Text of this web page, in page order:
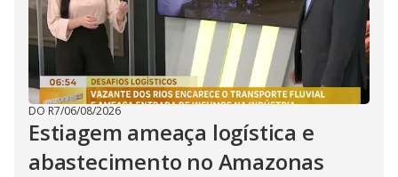
DO R7/06/08/2026
Estiagem ameaça logística e
abastecimento no Amazonas